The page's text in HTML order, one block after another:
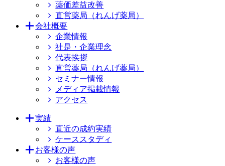
薬価差益改善
直営薬局（れんげ薬局）
会社概要
企業情報
社是・企業理念
代表挨拶
直営薬局（れんげ薬局）
セミナー情報
メディア掲載情報
アクセス
実績
直近の成約実績
ケーススタディ
お客様の声
お客様の声